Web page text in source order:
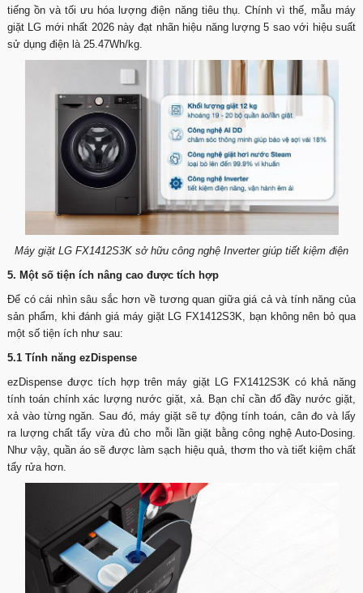
tiếng ồn và tối ưu hóa lượng điện năng tiêu thụ. Chính vì thế, mẫu máy
giặt LG mới nhất 2026 này đạt nhãn hiệu năng lượng 5 sao với hiệu suất
sử dụng điện là 25.47Wh/kg.
Máy giặt LG FX1412S3K sở hữu công nghệ Inverter giúp tiết kiệm điện
5. Một số tiện ích nâng cao được tích hợp
Để có cái nhìn sâu sắc hơn về tương quan giữa giá cả và tính năng của
sản phẩm, khi đánh giá máy giặt LG FX1412S3K, bạn không nên bỏ qua
một số tiện ích như sau:
5.1 Tính năng ezDispense
ezDispense được tích hợp trên máy giặt LG FX1412S3K có khả năng
tính toán chính xác lượng nước giặt, xả. Bạn chỉ cần đổ đầy nước giặt,
xả vào từng ngăn. Sau đó, máy giặt sẽ tự động tính toán, cân đo và lấy
ra lượng chất tẩy vừa đủ cho mỗi lần giặt bằng công nghệ Auto-Dosing.
Như vậy, quần áo sẽ được làm sạch hiệu quả, thơm tho và tiết kiệm chất
tẩy rửa hơn.